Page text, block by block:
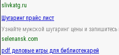
slivkatg.ru
Шугаринг прайс лист
Узнайте мужской шугаринг цены и
selenansk.com
pdf деловые игры для библиотекарей